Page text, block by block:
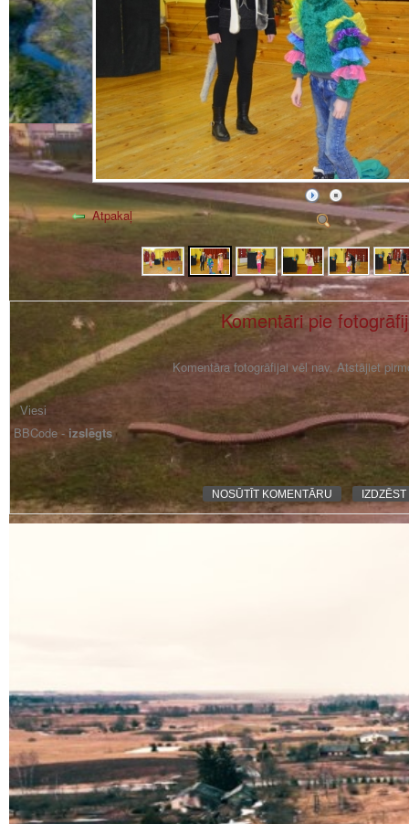
Atpakaļ
Komentāri pie
Komentāra fotogrāfijai vēl nav. Atstājiet
BBCode - izslēgts